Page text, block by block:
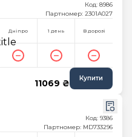
Код: 8986
Партномер: 2301A027
Дніпро 1 день В дорозі
11069 ₴ Купити
Код: 9386
Партномер: MD733296